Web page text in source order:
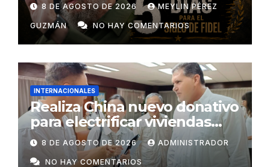
8 DE AGOSTO DE 2026 MEYLIN PÉREZ
GUZMÁN NO HAY COMENTARIOS
INTERNACIONALES
Realiza China nuevo donativo
para electrificar viviendas
rurales aisladas y garantizar
respaldo energético a
8 DE AGOSTO DE 2026 ADMINISTRADOR
NO HAY COMENTARIOS